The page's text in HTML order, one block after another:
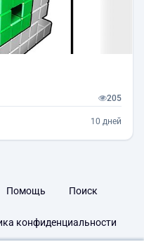
205
10 дней
Помощь Поиск
конфиденциальности